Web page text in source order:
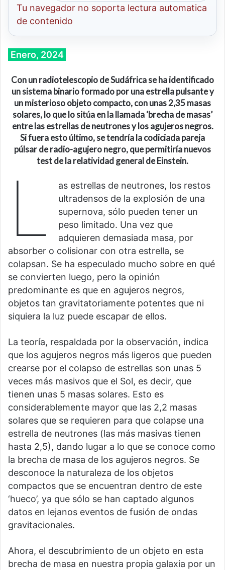
Tu navegador no soporta lectura automatica
de contenido
Enero, 2024
Con un radiotelescopio de Sudáfrica se ha identificado
un sistema binario formado por una estrella pulsante y
un misterioso objeto compacto, con unas 2,35 masas
solares, lo que lo sitúa en la llamada ‘brecha de masas’
entre las estrellas de neutrones y los agujeros negros.
Si fuera esto último, se tendría la codiciada pareja
púlsar de radio-agujero negro, que permitiría nuevos
test de la relatividad general de Einstein.
L
as estrellas de neutrones, los restos
ultradensos de la explosión de una
supernova, sólo pueden tener un
peso limitado. Una vez que
adquieren demasiada masa, por
absorber o colisionar con otra estrella, se
colapsan. Se ha especulado mucho sobre en qué
se convierten luego, pero la opinión
predominante es que en agujeros negros,
objetos tan gravitatoriamente potentes que ni
siquiera la luz puede escapar de ellos.
La teoría, respaldada por la observación, indica
que los agujeros negros más ligeros que pueden
crearse por el colapso de estrellas son unas 5
veces más masivos que el Sol, es decir, que
tienen unas 5 masas solares. Esto es
considerablemente mayor que las 2,2 masas
solares que se requieren para que colapse una
estrella de neutrones (las más masivas tienen
hasta 2,5), dando lugar a lo que se conoce como
la brecha de masa de los agujeros negros. Se
desconoce la naturaleza de los objetos
compactos que se encuentran dentro de este
‘hueco’, ya que sólo se han captado algunos
datos en lejanos eventos de fusión de ondas
gravitacionales.
Ahora, el descubrimiento de un objeto en esta
brecha de masa en nuestra propia galaxia por un